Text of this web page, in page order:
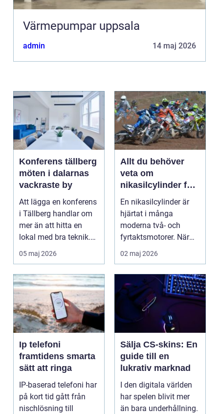
Värmepumpar uppsala
admin 14 maj 2026
Konferens tällberg
möten i dalarnas
vackraste by
Att lägga en konferens
i Tällberg handlar om
mer än att hitta en
lokal med bra teknik.
Den lilla byn...
05 maj 2026
Allt du behöver
veta om
nikasilcylinder för
motorcykel och
snöskoter
En nikasilcylinder är
hjärtat i många
moderna två- och
fyrtaktsmotorer. När
den fungerar som den
02 maj 2026
Ip telefoni
framtidens smarta
sätt att ringa
IP-baserad telefoni har
på kort tid gått från
nischlösning till
Sälja CS-skins: En
guide till en
lukrativ marknad
I den digitala världen
har spelen blivit mer
än bara underhållning.